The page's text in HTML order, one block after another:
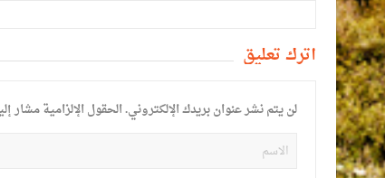
أترك تعليق
لن يتم نشر عنوان بريدك الإلكتروني.الحقول الإلزامية مشار